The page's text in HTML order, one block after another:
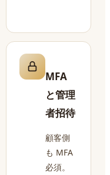
MFA
と管理
者招待
顧客側
も MFA
必須。